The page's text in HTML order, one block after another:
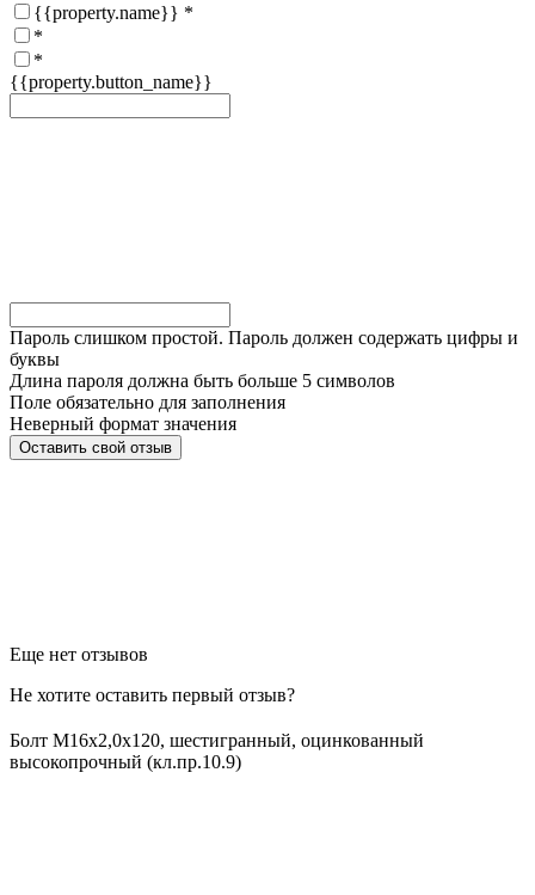
{{property.name}} *
*
*
{{property.button_name}}
Пароль слишком простой. Пароль должен содержать цифры и
буквы
Длина пароля должна быть больше 5 символов
Поле обязательно для заполнения
Неверный формат значения
Еще нет отзывов
Не хотите оставить первый отзыв?
Болт М16х2,0х120, шестигранный, оцинкованный
высокопрочный (кл.пр.10.9)